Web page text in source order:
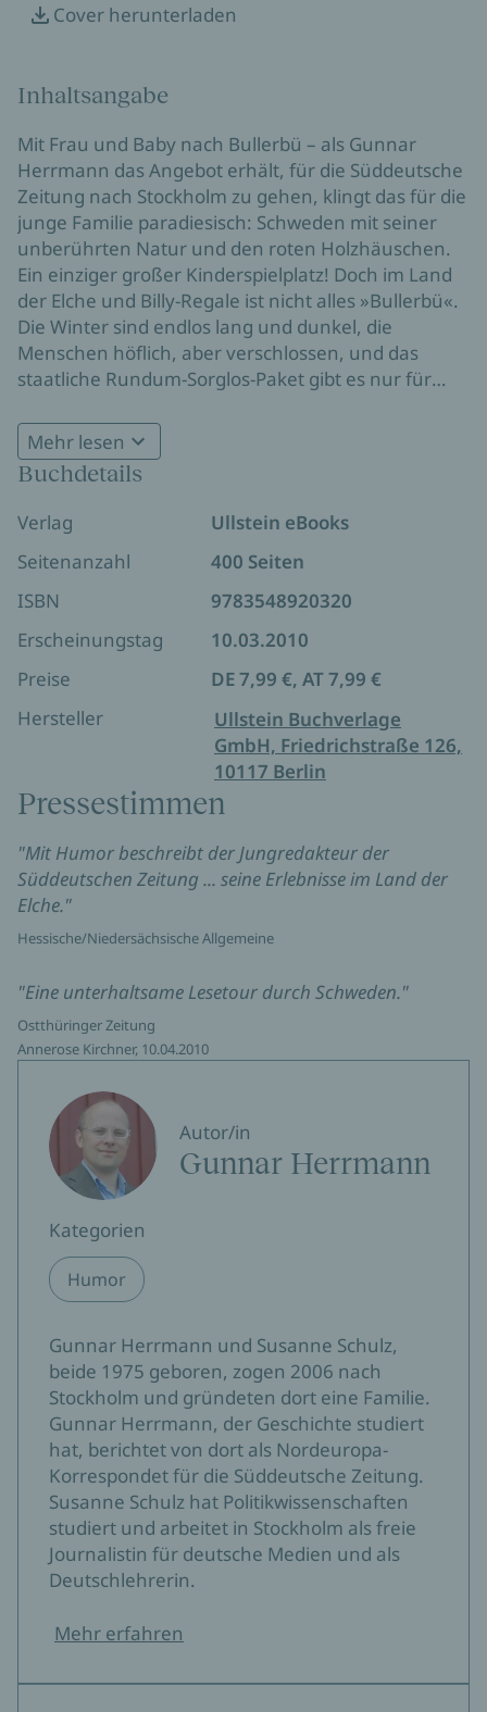
Cover herunterladen
Inhaltsangabe
Mit Frau und Baby nach Bullerbü – als Gunnar
Herrmann das Angebot erhält, für die Süddeutsche
Zeitung nach Stockholm zu gehen, klingt das für die
junge Familie paradiesisch: Schweden mit seiner
unberührten Natur und den roten Holzhäuschen.
Ein einziger großer Kinderspielplatz! Doch im Land
der Elche und Billy-Regale ist nicht alles »Bullerbü«.
Die Winter sind endlos lang und dunkel, die
Menschen höflich, aber verschlossen, und das
staatliche Rundum-Sorglos-Paket gibt es nur für
standhaft bleibt. Immerhin: Wenn die Herrmanns
das Heimweh packt, können sie ins nahegelegene
Möbelhaus flüchten. Dort schmecken die
Fleischbällchen genau wie daheim. Mit viel Witz,
Sympathie und Augenzwinkern erzählt Gunnar
Herrmann vom Familienleben im hohen Norden.
Mehr lesen
Buchdetails
Verlag
Ullstein eBooks
Seitenanzahl
400 Seiten
ISBN
9783548920320
Erscheinungstag
10.03.2010
Preise
DE 7,99 €, AT 7,99 €
Hersteller
Ullstein Buchverlage
GmbH, Friedrichstraße 126,
10117 Berlin
Pressestimmen
"Mit Humor beschreibt der Jungredakteur der
Süddeutschen Zeitung ... seine Erlebnisse im Land der
Elche."
Hessische/Niedersächsische Allgemeine
"Eine unterhaltsame Lesetour durch Schweden."
Ostthüringer Zeitung
Annerose Kirchner, 10.04.2010
Autor/in
Gunnar Herrmann
Kategorien
Humor
Gunnar Herrmann und Susanne Schulz,
beide 1975 geboren, zogen 2006 nach
Stockholm und gründeten dort eine Familie.
Gunnar Herrmann, der Geschichte studiert
hat, berichtet von dort als Nordeuropa-
Korrespondet für die Süddeutsche Zeitung.
Susanne Schulz hat Politikwissenschaften
studiert und arbeitet in Stockholm als freie
Journalistin für deutsche Medien und als
Deutschlehrerin.
Mehr erfahren